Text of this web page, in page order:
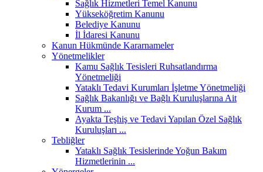
Sağlık Hizmetleri Temel Kanunu
Yükseköğretim Kanunu
Belediye Kanunu
İl İdaresi Kanunu
Kanun Hükmünde Kararnameler
Yönetmelikler
Kamu Sağlık Tesisleri Ruhsatlandırma
Yönetmeliği
Yataklı Tedavi Kurumları İşletme Yönetmeliği
Sağlık Bakanlığı ve Bağlı Kuruluşlarına Ait
Kurum ...
Ayakta Teşhiş ve Tedavi Yapılan Özel Sağlık
Kuruluşları ...
Tebliğler
Yataklı Sağlık Tesislerinde Yoğun Bakım
Hizmetlerinin ...